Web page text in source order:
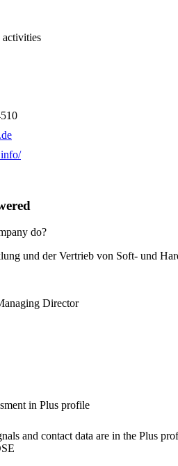
activities
do?
und der Vertrieb von Soft- und
Director
in Plus profile
and contact data are in the Plus